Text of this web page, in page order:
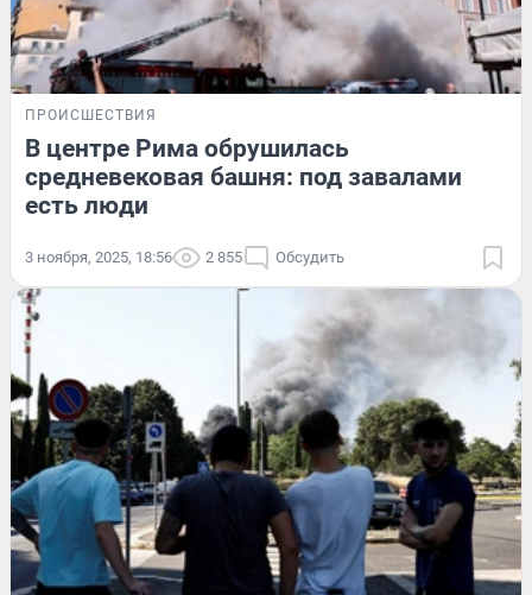
ПРОИСШЕСТВИЯ
В центре Рима обрушилась
средневековая башня: под завалами
есть люди
3 ноября, 2025, 18:56 2 855 Обсудить